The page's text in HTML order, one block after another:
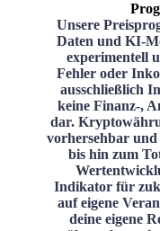
Unsere
Daten und KI-
experimentell
Fehler oder
ausschließlich
keine Finanz-,
dar.
vorhersehbar
bis hin zum
Indikator für
auf eigene
deine eigene